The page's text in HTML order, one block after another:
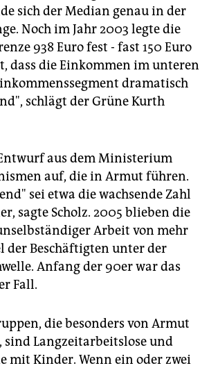
sich der Median genau in der
Noch im Jahr 2003 legte die
938 Euro fest - fast 150 Euro
dass die Einkommen im unteren
dramatisch
schlägt der Grüne Kurth
aus dem Ministerium
auf, die in Armut führen.
sei etwa die wachsende Zahl
sagte Scholz. 2005 blieben die
Arbeit von mehr
der Beschäftigten unter der
Anfang der 90er war das
Fall.
die besonders von Armut
sind Langzeitarbeitslose und
mit Kinder. Wenn ein oder zwei